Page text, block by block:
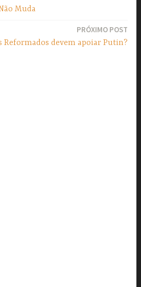
Muda
PRÓXIMO POST
Reformados devem apoiar Putin?